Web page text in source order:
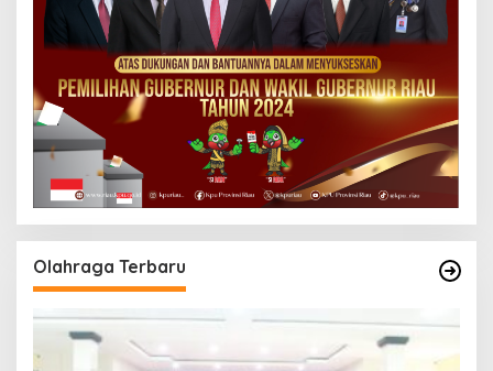
Olahraga Terbaru